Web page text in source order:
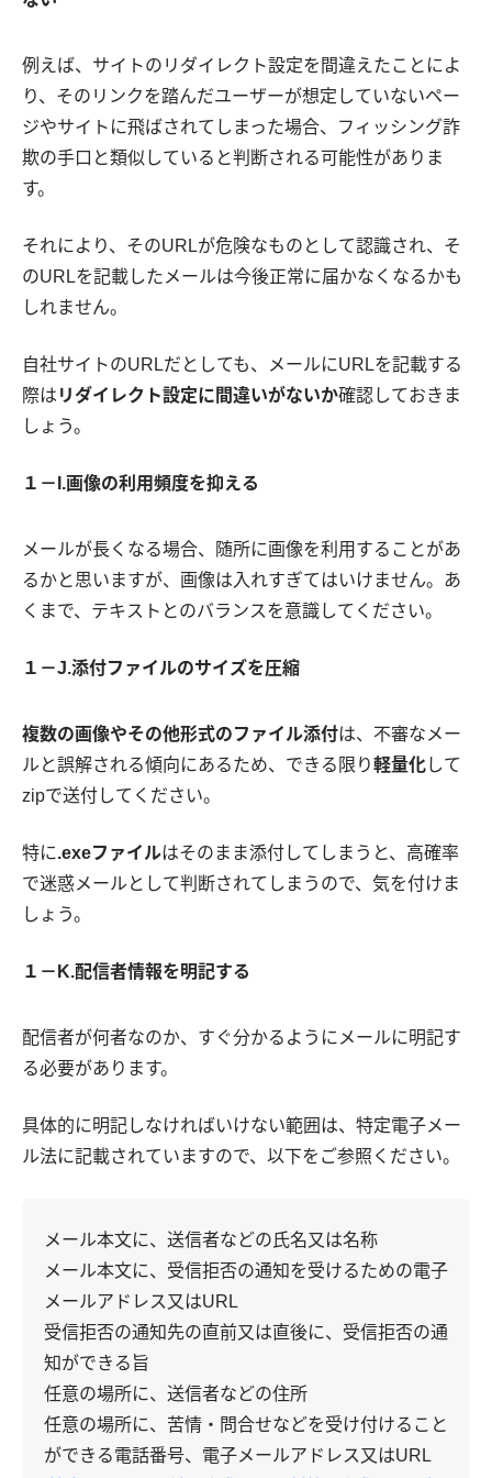
例えば、サイトのリダイレクト設定を間違えたことによ
り、そのリンクを踏んだユーザーが想定していないペー
ジやサイトに飛ばされてしまった場合、フィッシング詐
欺の手口と類似していると判断される可能性がありま
す。
それにより、そのURLが危険なものとして認識され、そ
のURLを記載したメールは今後正常に届かなくなるかも
しれません。
自社サイトのURLだとしても、メールにURLを記載する
際は リダイレクト設定に間違いがないか確認しておきま
しょう。
１－I.画像の利用頻度を抑える
メールが長くなる場合、随所に画像を利用することがあ
るかと思いますが、画像は入れすぎてはいけません。あ
くまで、テキストとのバランスを意識してください。
１－J.添付ファイルのサイズを圧縮
複数の画像やその他形式のファイル添付は、不審なメー
ルと誤解される傾向にあるため、できる限り軽量化して
zipで送付してください。
特に.exeファイルはそのまま添付してしまうと、高確率
で迷惑メールとして判断されてしまうので、気を付けま
しょう。
１－K.配信者情報を明記する
配信者が何者なのか、すぐ分かるようにメールに明記す
る必要があります。
具体的に明記しなければいけない範囲は、特定電子メー
ル法に記載されていますので、以下をご参照ください。
メール本文に、送信者などの氏名又は名称
メール本文に、受信拒否の通知を受けるための電子
メールアドレス又はURL
受信拒否の通知先の直前又は直後に、受信拒否の通
知ができる旨
任意の場所に、送信者などの住所
任意の場所に、苦情・問合せなどを受け付けること
ができる電話番号、電子メールアドレス又はURL